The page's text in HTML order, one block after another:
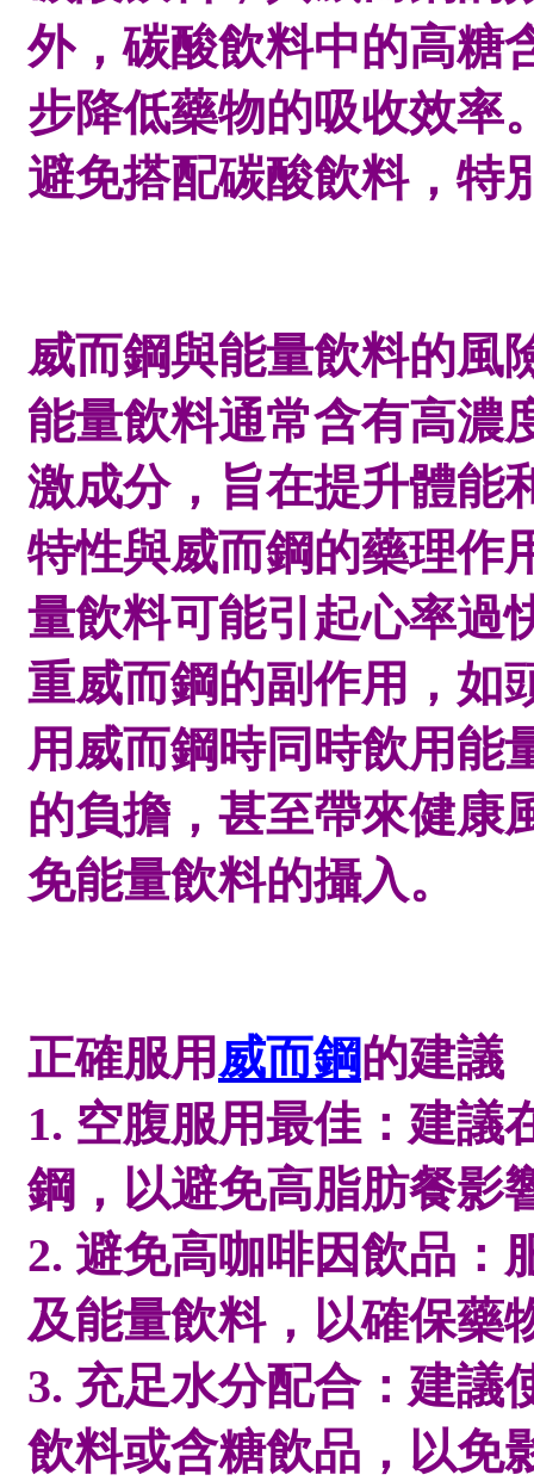
外，碳酸飲料中的高糖
步降低藥物的吸收效率
避免搭配碳酸飲料，特
威而鋼與能量飲料的
能量飲料通常含有高濃
激成分，旨在提升體能
特性與威而鋼的藥理作
量飲料可能引起心率過
重威而鋼的副作用，如
用威而鋼時同時飲用能
的負擔，甚至帶來健康
免能量飲料的攝入。
正確服用威而鋼的建議
1. 空腹服用最佳：建議
鋼，以避免高脂肪餐
2. 避免高咖啡因飲品：
及能量飲料，以確保
3. 充足水分配合：建議
飲料或含糖飲品，以